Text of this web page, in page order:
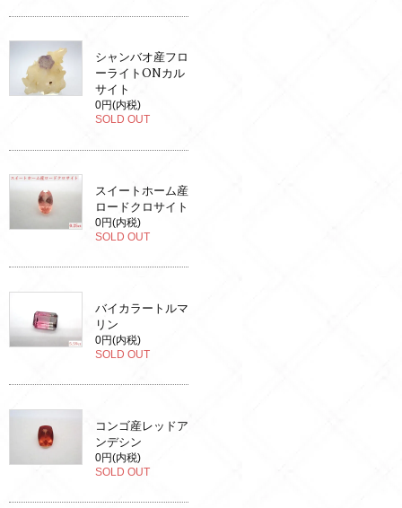
シャンバオ産フロ
ーライトONカル
サイト
0円(内税)
SOLD OUT
スイートホーム産
ロードクロサイト
0円(内税)
SOLD OUT
バイカラートルマ
リン
0円(内税)
SOLD OUT
コンゴ産レッドア
ンデシン
0円(内税)
SOLD OUT